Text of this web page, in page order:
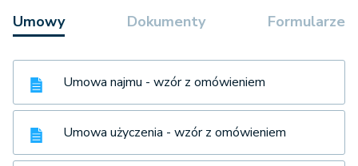
Umowy Dokumenty Formularze
Umowa najmu - wzór z omówieniem
Umowa użyczenia - wzór z omówieniem